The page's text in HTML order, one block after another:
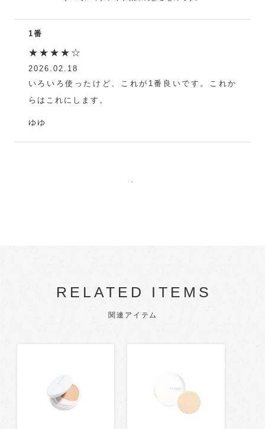
1番
★★★★☆
2026.02.18
いろいろ使ったけど、これが1番良いです。これか
らはこれにします。
ゆゆ
.
RELATED ITEMS
関連アイテム